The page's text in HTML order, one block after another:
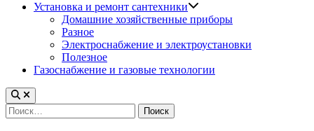
Установка и ремонт сантехники
Домашние хозяйственные приборы
Разное
Электроснабжение и электроустановки
Полезное
Газоснабжение и газовые технологии
Найти: